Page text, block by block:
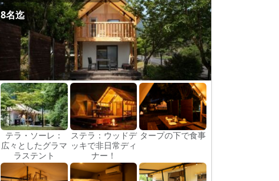
8名迄
テラ・ソーレ：
広々としたグラマ
ラステント
ステラ：ウッドデ
ッキで非日常ディ
ナー！
タープの下で食事